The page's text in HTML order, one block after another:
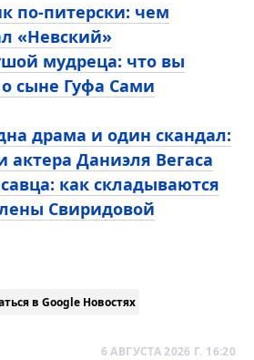
по-питерски: чем
«Невский»
мудреца: что вы
сыне Гуфа Сами
драма и один скандал:
Даниэля Вегаса
как складываются
Свиридовой
в Google Новостях
6 АВГУСТА 2026 Г. 16:20